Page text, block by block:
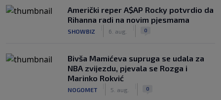
Američki reper A$AP Rocky potvrdio da
Rihanna radi na novim pjesmama
SHOWBIZ 6. aug. 0
Bivša Mamićeva supruga se udala za
NBA zvijezdu, pjevala se Rozga i
Marinko Rokvić
NOGOMET 5. aug. 0